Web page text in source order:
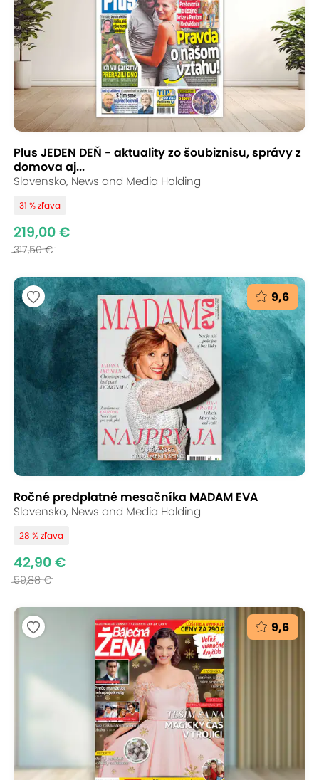
Plus JEDEN DEŇ - aktuality zo šoubiznisu, správy z
domova aj...
Slovensko, News and Media Holding
31 % zľava
219,00 €
317,50 €
9,6
Ročné predplatné mesačníka MADAM EVA
Slovensko, News and Media Holding
28 % zľava
42,90 €
59,88 €
9,6